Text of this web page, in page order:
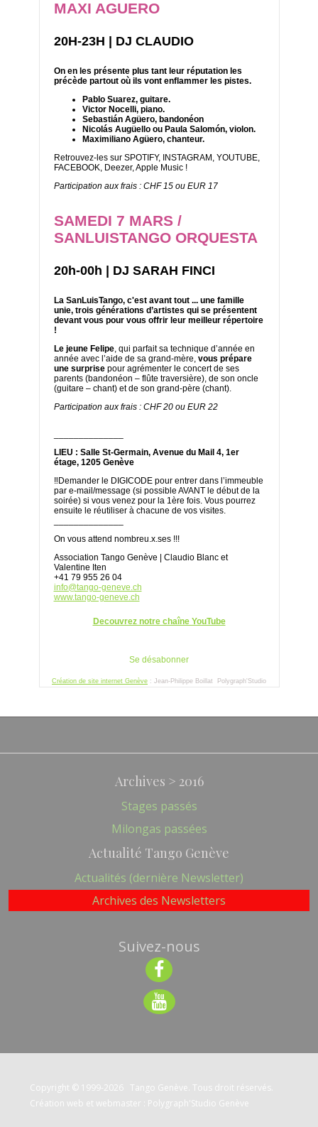
Archives > 2016
Stages passés
Milongas passées
Actualité Tango Genève
Actualités (dernière Newsletter)
Archives des Newsletters
Suivez-nous
Copyright © 1999-2026 Tango Genève. Tous droit réservés.
Création web et webmaster : Polygraph'Studio Genève